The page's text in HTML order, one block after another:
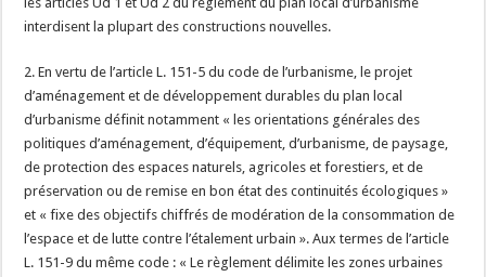
interdisent la plupart des constructions nouvelles.
2. En vertu de l’article L. 151-5 du code de l’urbanisme, le projet
d’aménagement et de développement durables du plan local
d’urbanisme définit notamment « les orientations générales des
politiques d’aménagement, d’équipement, d’urbanisme, de paysage,
de protection des espaces naturels, agricoles et forestiers, et de
préservation ou de remise en bon état des continuités écologiques »
et « fixe des objectifs chiffrés de modération de la consommation de
l’espace et de lutte contre l’étalement urbain ». Aux termes de l’article
L. 151-9 du même code : « Le règlement délimite les zones urbaines